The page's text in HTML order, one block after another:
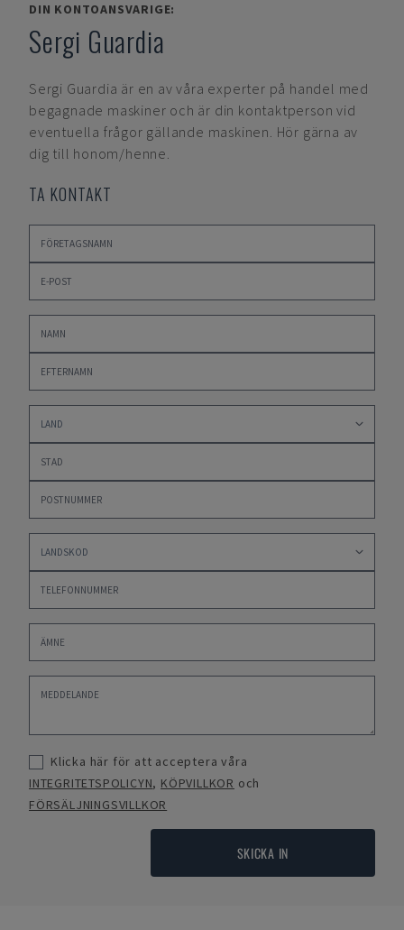
DIN KONTOANSVARIGE:
Sergi Guardia
Sergi Guardia är en av våra experter på handel med
begagnade maskiner och är din kontaktperson vid
eventuella frågor gällande maskinen. Hör gärna av
dig till honom/henne.
TA KONTAKT
Klicka här för att acceptera våra
INTEGRITETSPOLICYN, KÖPVILLKOR och
FÖRSÄLJNINGSVILLKOR
SKICKA IN